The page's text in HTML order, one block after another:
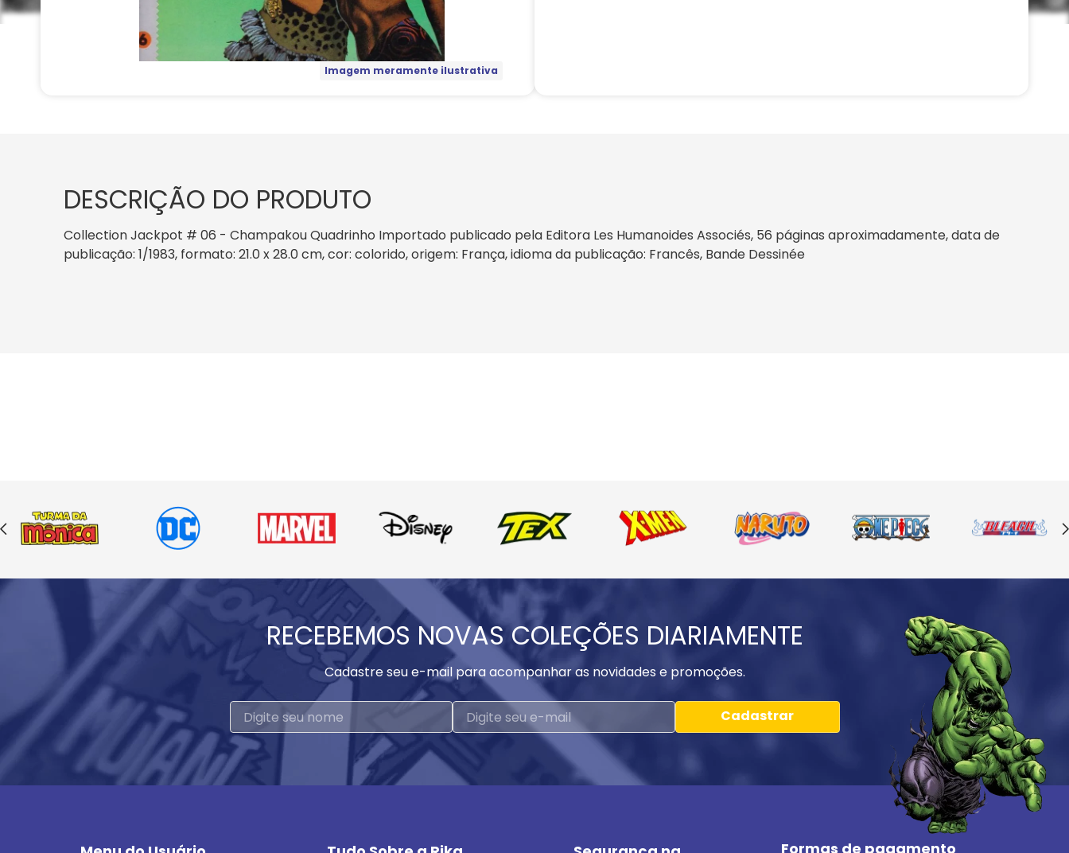
Imagem meramente ilustrativa
DESCRIÇÃO DO PRODUTO
Collection Jackpot # 06 - Champakou Quadrinho Importado publicado pela Editora Les Humanoides Associés, 56 páginas aproximadamente, data de
publicação: 1/1983, formato: 21.0 x 28.0 cm, cor: colorido, origem: França, idioma da publicação: Francês, Bande Dessinée
RECEBEMOS NOVAS COLEÇÕES DIARIAMENTE
Cadastre seu e-mail para acompanhar as novidades e promoções.
Cadastrar
Formas de pagamento